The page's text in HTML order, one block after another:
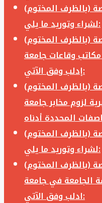
(بالظرف المختوم)
لشراء وتوريد ما يلي:
(بالظرف المختوم)
وقاعات جامعة
إدلب وفق الآتي:
(بالظرف المختوم)
لزوم مخابر جامعة
(بالظرف المختوم)
لشراء وتوريد ما يلي:
(بالظرف المختوم)
الجامعة في جامعة
ادلب وفق الآتي: